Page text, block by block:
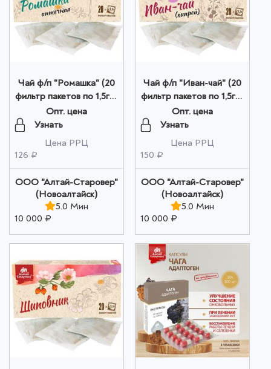
Чай ф/п "Ромашка" (20
фильтр пакетов по 1,5гр)
оптом
Опт. цена
Узнать
Цена РРЦ
126 ₽
ООО "Алтай-Старовер"
(Новоалтайск)
5.0 Мин
10 000 ₽
Чай ф/п "Иван-чай" (20
фильтр пакетов по 1,5гр)
оптом
Опт. цена
Узнать
Цена РРЦ
150 ₽
ООО "Алтай-Старовер"
(Новоалтайск)
5.0 Мин
10 000 ₽